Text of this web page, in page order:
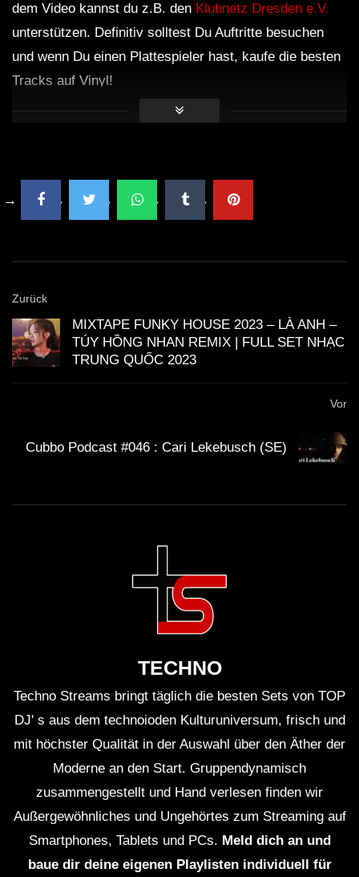
dem Video kannst du z.B. den Klubnetz Dresden e.V.
unterstützen. Definitiv solltest Du Auftritte besuchen
und wenn Du einen Plattespieler hast, kaufe die besten
Tracks auf Vinyl!
Zurück
MIXTAPE FUNKY HOUSE 2023 – LÀ ANH –
TÚY HỒNG NHAN REMIX | FULL SET NHẠC
TRUNG QUỐC 2023
Vor
Cubbo Podcast #046 : Cari Lekebusch (SE)
TECHNO
Techno Streams bringt täglich die besten Sets von TOP
DJ' s aus dem technoioden Kulturuniversum, frisch und
mit höchster Qualität in der Auswahl über den Äther der
Moderne an den Start. Gruppendynamisch
zusammengestellt und Hand verlesen finden wir
Außergewöhnliches und Ungehörtes zum Streaming auf
Smartphones, Tablets und PCs. Meld dich an und
baue dir deine eigenen Playlisten individuell für